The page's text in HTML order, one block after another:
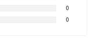
0
0